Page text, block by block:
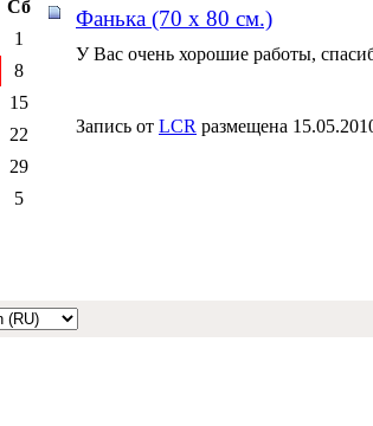
Фанька (70 х 80 см.)
У Вас очень хорошие работы,
Запись от LCR размещена
Сб
1
8
15
22
29
5